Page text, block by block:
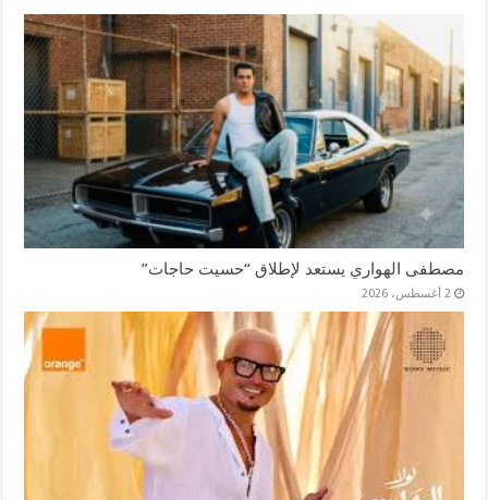
مصطفى الهواري يستعد لإطلاق “حسيت حاجات”
2 أغسطس، 2026